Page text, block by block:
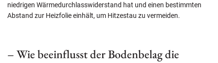
niedrigen Wärmedurchlasswiderstand hat und einen bestimmten
Abstand zur Heizfolie einhält, um Hitzestau zu vermeiden.
– Wie beeinflusst der Bodenbelag die